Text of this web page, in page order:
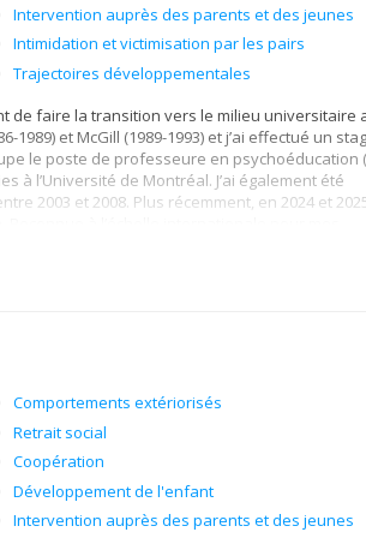
Intervention auprès des parents et des jeunes
Intimidation et victimisation par les pairs
Trajectoires développementales
de faire la transition vers le milieu universitaire
et McGill (1989-1993) et j’ai effectué un
le poste de professeure en psychoéducation
à l’Université de Montréal. J’ai également été
2003 et 2008. Plus récemment, en 2024 et
sociales et de santé publique en matière
de risque et de protection influençant le
carrière unique au sein de notre institution
l’activité physique, la neurotoxicité liée à la
avec des financements du CRSH et des IRSC. Je
projets innovants et diversifiés à
ma plus grande passion demeure
le cadre des études supérieures.
de la recherche auprès des humains (incluant
des troubles mentaux les plus fréquents
Comportements extériorisés
Retrait social
Coopération
Développement de l'enfant
Intervention auprès des parents et des jeunes